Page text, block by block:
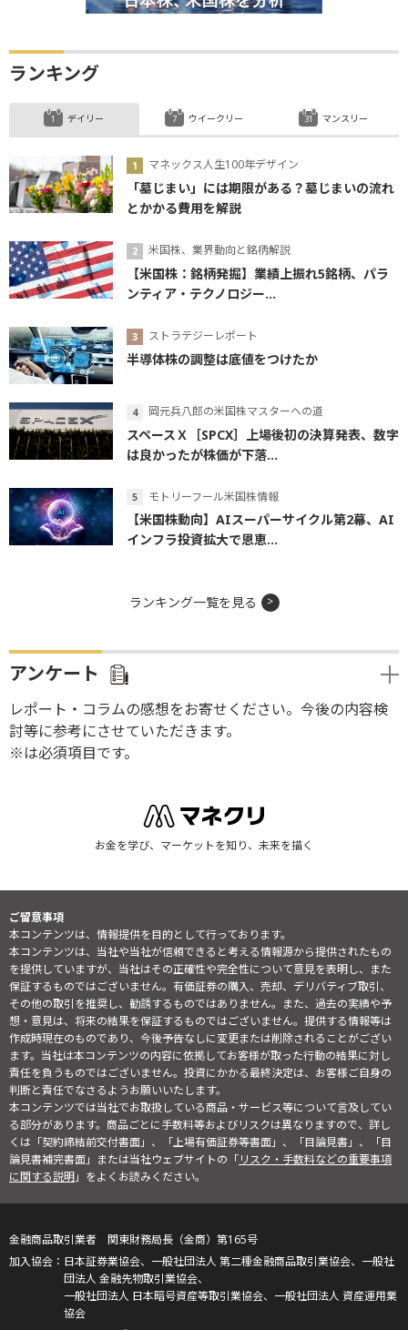
ランキング
デイリー
マネックス人生100年デザイン
「墓じまい」には期限がある？墓じまいの流れ
とかかる費用を解説
米国株、業界動向と銘柄解説
【米国株：銘柄発掘】業績上振れ5銘柄、パラ
ンティア・テクノロジー...
ストラテジーレポート
半導体株の調整は底値をつけたか
岡元兵八郎の米国株マスターへの道
スペースＸ［SPCX］上場後初の決算発表、数字
は良かったが株価が下落...
モトリーフール米国株情報
【米国株動向】AIスーパーサイクル第2幕、AI
インフラ投資拡大で恩恵...
ウイークリー マンスリー
ランキング一覧を見る
アンケート
レポート・コラムの感想をお寄せください。今後の内容検
討等に参考にさせていただきます。
※は必須項目です。
お金を学び、マーケットを知り、未来を描く
ご留意事項
本コンテンツは、情報提供を目的として行っております。
本コンテンツは、当社や当社が信頼できると考える情報源から提供されたもの
を提供していますが、当社はその正確性や完全性について意見を表明し、また
保証するものではございません。有価証券の購入、売却、デリバティブ取引、
その他の取引を推奨し、勧誘するものではありません。また、過去の実績や予
想・意見は、将来の結果を保証するものではございません。提供する情報等は
作成時現在のものであり、今後予告なしに変更または削除されることがござい
ます。当社は本コンテンツの内容に依拠してお客様が取った行動の結果に対し
責任を負うものではございません。投資にかかる最終決定は、お客様ご自身の
判断と責任でなさるようお願いいたします。
本コンテンツでは当社でお取扱している商品・サービス等について言及してい
る部分があります。商品ごとに手数料等およびリスクは異なりますので、詳し
くは「契約締結前交付書面」、「上場有価証券等書面」、「目論見書」、「目
論見書補完書面」または当社ウェブサイトの「リスク・手数料などの重要事項
に関する説明」をよくお読みください。
金融商品取引業者 関東財務局長（金商）第165号
日本証券業協会、一般社団法人 第二種金融商品取引業協会、一般社
団法人 金融先物取引業協会、
一般社団法人 日本暗号資産等取引業協会、一般社団法人 資産運用業
協会